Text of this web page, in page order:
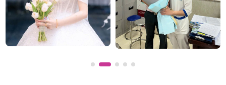
nhà thiết kế Thanh Thủy Florist.
Chúng tôi tự hào mang đến bộ sưu tập hoa tươi
phong phú cho mọi dịp: từ hoa sinh nhật,hoa khai
lan hồ điệp được chăm chút kỹ